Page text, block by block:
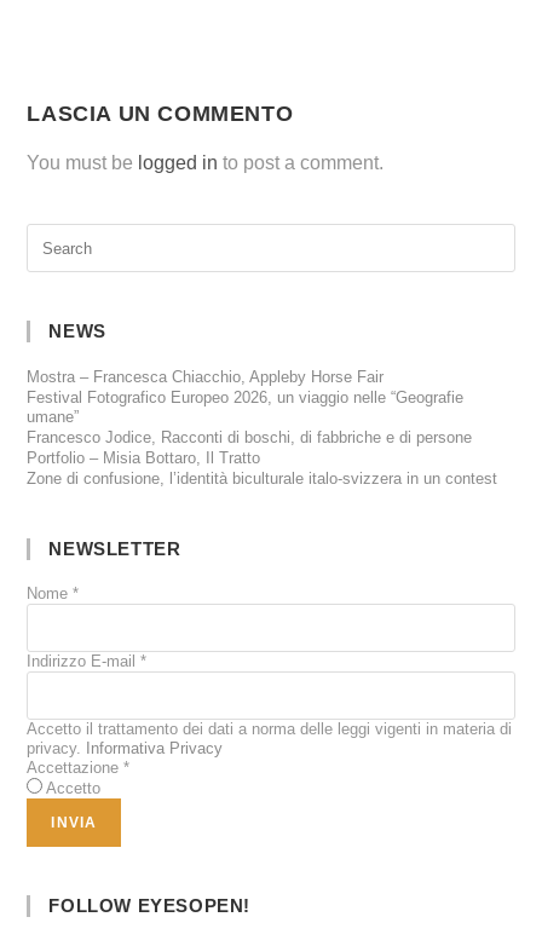
LASCIA UN COMMENTO
You must be logged in to post a comment.
NEWS
Mostra – Francesca Chiacchio, Appleby Horse Fair
Festival Fotografico Europeo 2026, un viaggio nelle “Geografie
umane”
Francesco Jodice, Racconti di boschi, di fabbriche e di persone
Portfolio – Misia Bottaro, Il Tratto
Zone di confusione, l’identità biculturale italo-svizzera in un contest
NEWSLETTER
Nome*
Indirizzo E-mail*
Accetto il trattamento dei dati a norma delle leggi vigenti in materia di
privacy.
Informativa Privacy
Accettazione*
Accetto
FOLLOW EYESOPEN!